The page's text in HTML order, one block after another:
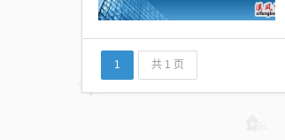
1 共 1 页